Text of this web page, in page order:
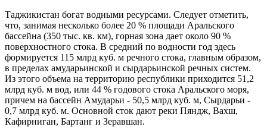
Таджикистан богат водными ресурсами. Следует отметить,
что, занимая несколько более 20 % площади Аральского
бассейна (350 тыс. кв. км), горная зона дает около 90 %
поверхностного стока. В средний по водности год здесь
формируется 115 млрд куб. м речного стока, главным образом,
в пределах амударьинской и сырдарьинской речных систем.
Из этого объема на территорию республики приходится 51,2
млрд куб. м вод, или 44 % годового стока Аральского моря,
причем на бассейн Амударьи - 50,5 млрд куб. м, Сырдарьи -
0,7 млрд куб. м. Основной сток дают реки Пяндж, Вахш,
Кафирниган, Бартанг и Зеравшан.